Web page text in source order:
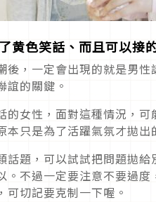
黄色笑話、而且可以接
後，一定會出現的就是男
誼的關鍵。
的女性，面對這種情況，
本只是為了活躍氣氛才拋
話題，可以試試把問題拋
。不過一定要注意不要過
可切記要克制一下喔。